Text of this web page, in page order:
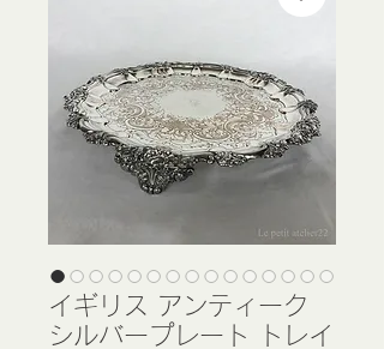
イギリス アンティーク
シルバープレート トレイ